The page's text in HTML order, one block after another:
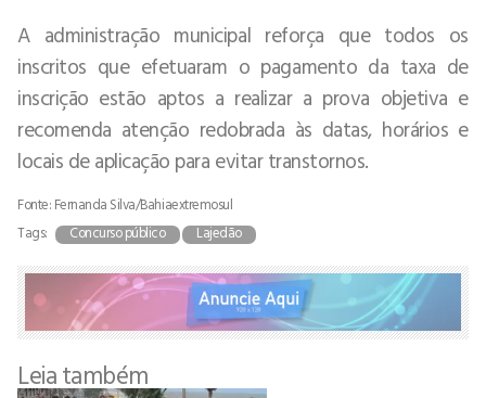
A administração municipal reforça que todos os
inscritos que efetuaram o pagamento da taxa de
inscrição estão aptos a realizar a prova objetiva e
recomenda atenção redobrada às datas, horários e
locais de aplicação para evitar transtornos.
Fonte: Fernanda Silva/Bahiaextremosul
Tags:
Concurso público Lajedão
Leia também